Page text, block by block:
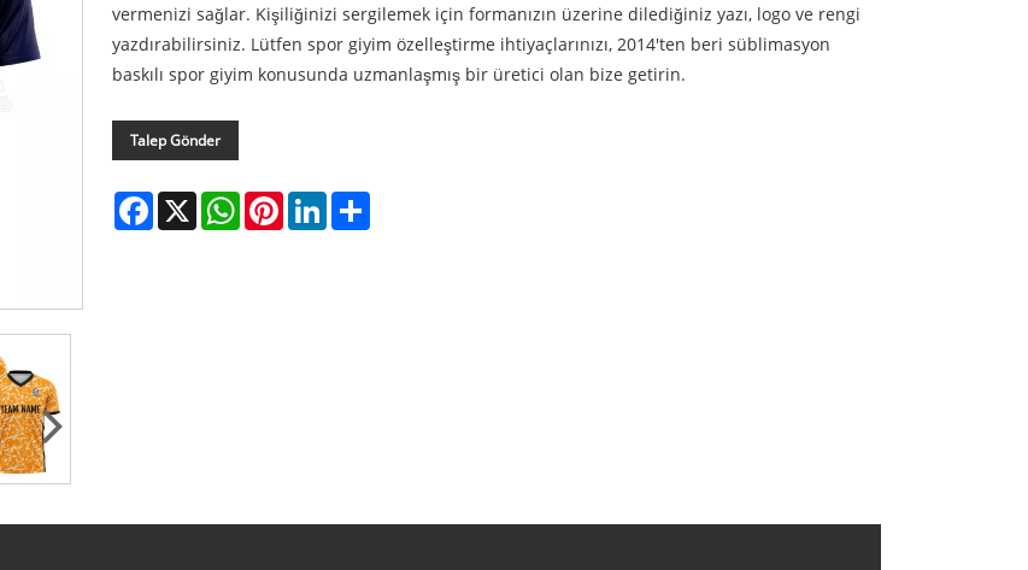
vermenizi sağlar. Kişiliğinizi sergilemek için formanızın üzerine dilediğiniz yazı, logo ve rengi
yazdırabilirsiniz. Lütfen spor giyim özelleştirme ihtiyaçlarınızı, 2014'ten beri süblimasyon
baskılı spor giyim konusunda uzmanlaşmış bir üretici olan bize getirin.
Talep Gönder
Facebook
X WhatsAppPinterestLinkedIn